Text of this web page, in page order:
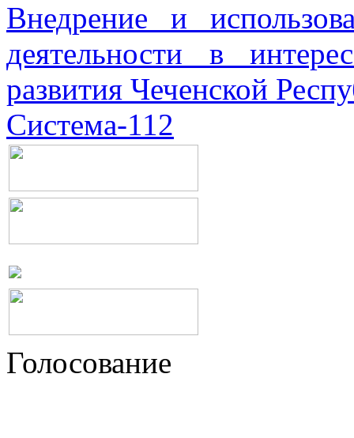
Внедрение и
деятельности в
развития Чеченской
Система-112
Голосование